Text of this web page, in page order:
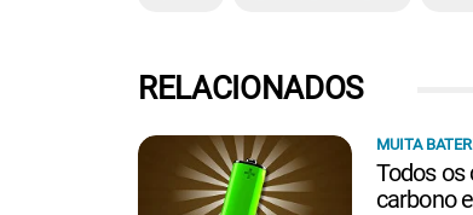
RELACIONADOS
MUITA
Todos
carbono